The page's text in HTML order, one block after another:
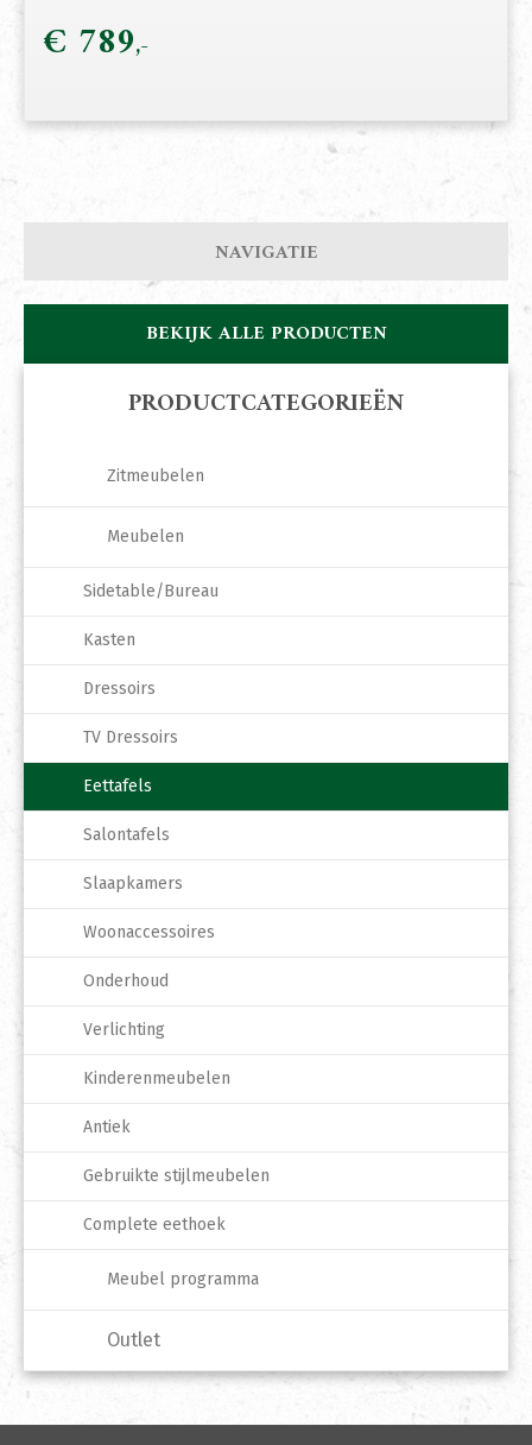
€ 789
NAVIGATIE
BEKIJK ALLE PRODUCTEN
PRODUCTCATEGORIEËN
Zitmeubelen
Meubelen
Sidetable/Bureau
Kasten
Dressoirs
TV Dressoirs
Eettafels
Salontafels
Slaapkamers
Woonaccessoires
Onderhoud
Verlichting
Kinderenmeubelen
Antiek
Gebruikte stijlmeubelen
Complete eethoek
Meubel programma
Outlet